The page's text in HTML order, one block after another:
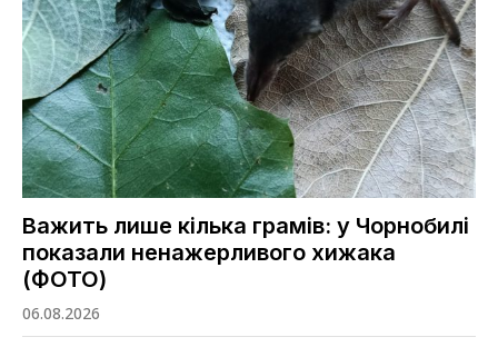
Важить лише кілька грамів: у Чорнобилі
показали ненажерливого хижака
(ФОТО)
06.08.2026